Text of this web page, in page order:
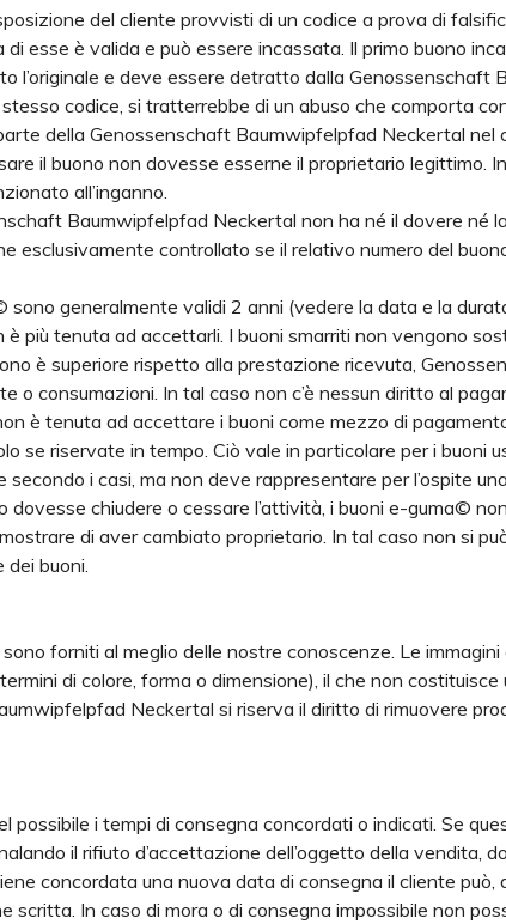
del cliente provvisti di un codice a prova di
esse è valida e può essere incassata. Il primo buono
l’originale e deve essere detratto dalla Genossenschaft
codice, si tratterrebbe di un abuso che comporta
della Genossenschaft Baumwipfelpfad Neckertal nel
il buono non dovesse esserne il proprietario legittimo.
all’inganno.
Baumwipfelpfad Neckertal non ha né il dovere né
esclusivamente controllato se il relativo numero del
generalmente validi 2 anni (vedere la data e la
tenuta ad accettarli. I buoni smarriti non vengono
è superiore rispetto alla prestazione ricevuta,
consumazioni. In tal caso non c’è nessun diritto al
è tenuta ad accettare i buoni come mezzo di
se riservate in tempo. Ciò vale in particolare per i buoni
i casi, ma non deve rappresentare per l’ospite
chiudere o cessare l’attività, i buoni e-guma©
di aver cambiato proprietario. In tal caso non si
buoni.
forniti al meglio delle nostre conoscenze. Le
di colore, forma o dimensione), il che non
Neckertal si riserva il diritto di rimuovere
i tempi di consegna concordati o indicati. Se
il rifiuto d’accettazione dell’oggetto della vendita,
concordata una nuova data di consegna il cliente può,
In caso di mora o di consegna impossibile non